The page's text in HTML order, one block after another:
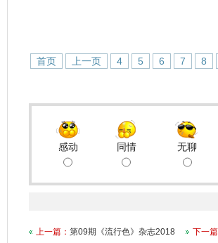
首页 上一页 4 5 6 7 8
感动 同情 无聊
上一篇： 第09期《流行色》杂志2018 下一篇